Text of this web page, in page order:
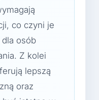
co czyni je
osób
Z kolei
lepszą
oraz